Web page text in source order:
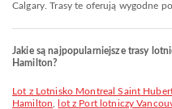
Calgary. Trasy te oferują wygodne
Jakie są najpopularniejsze trasy
Hamilton?
lot z Lotnisko Montreal Saint Hubert do Port lotniczy John C Munro
Hamilton
lot z Port lotniczy